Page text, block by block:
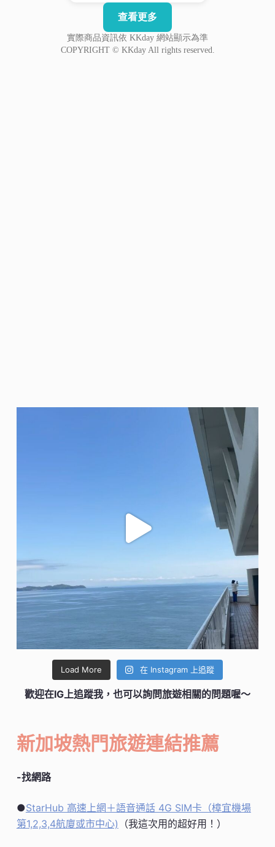
Load More 在 Instagram 上追蹤
歡迎在IG上追蹤我，也可以詢問旅遊相關的問題喔～
新加坡熱門旅遊連結推薦
-找網路
●StarHub 高速上網＋語音通話 4G SIM卡（樟宜機場
第1,2,3,4航廈或市中心) （我這次用的超好用！）